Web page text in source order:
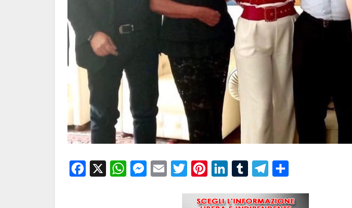
Facebook
X WhatsApp
Messenger
EmailTwitter
Pinterest
LinkedIn
TumblrTelegram